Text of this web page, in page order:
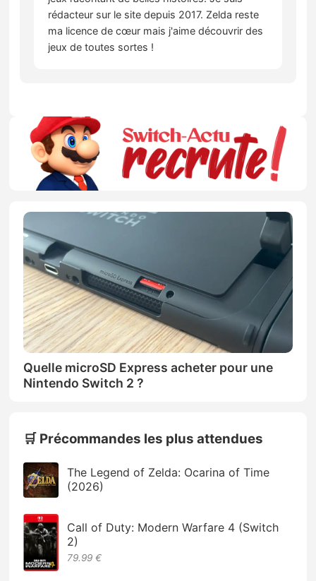
rédacteur sur le site depuis 2017. Zelda reste
ma licence de cœur mais j'aime découvrir des
jeux de toutes sortes !
Quelle microSD Express acheter pour une
Nintendo Switch 2 ?
🛒 Précommandes les plus attendues
The Legend of Zelda: Ocarina of Time
(2026)
Call of Duty: Modern Warfare 4 (Switch
2)
79.99 €